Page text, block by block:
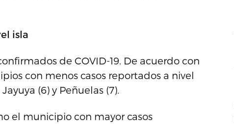
isla
de COVID-19. De acuerdo con
con menos casos reportados a nivel
(6) y Peñuelas (7).
el municipio con mayor casos